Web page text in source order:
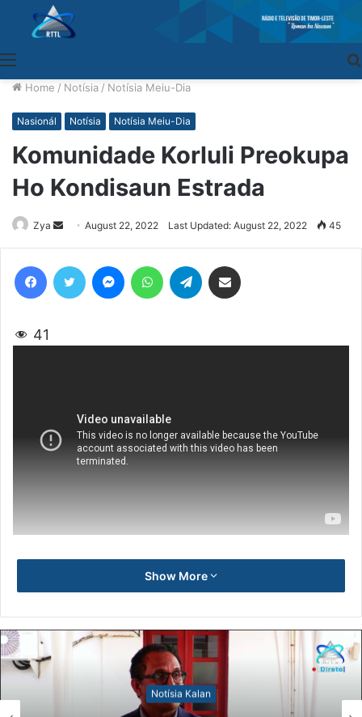
Home / Notísia / Notísia Meiu-Dia
Nasionál Notísia Notísia Meiu-Dia
Komunidade Korluli Preokupa
Ho Kondisaun Estrada
Zya
Send
an
email
August 22, 2022 Last Updated: August 22, 2022 45
41
Show More
Notísia Kalan